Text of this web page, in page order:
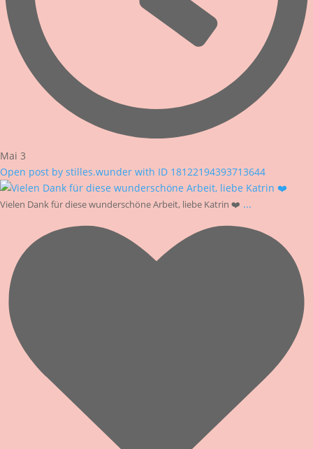
Mai 3
Open post by stilles.wunder with ID 18122194393713644
Vielen Dank für diese wunderschöne Arbeit, liebe Katrin ❤️ ...